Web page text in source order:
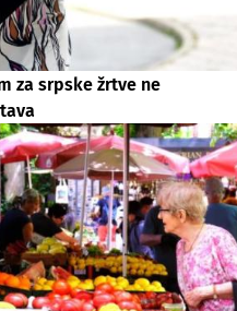
za srpske žrtve ne